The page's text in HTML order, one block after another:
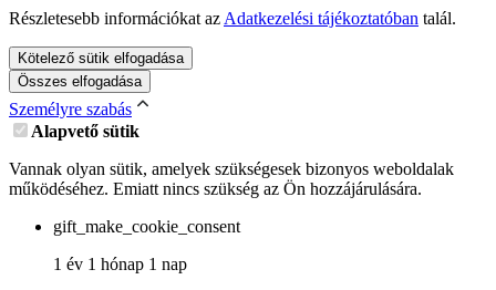
Részletesebb információkat az Adatkezelési tájékoztatóban talál.
Kötelező sütik elfogadása
Összes elfogadása
Személyre szabás
Alapvető sütik
Vannak olyan sütik, amelyek szükségesek bizonyos weboldalak
működéséhez. Emiatt nincs szükség az Ön hozzájárulására.
gift_make_cookie_consent
1 év 1 hónap 1 nap